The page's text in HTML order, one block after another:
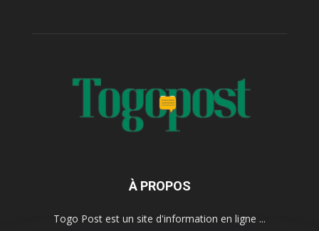
À PROPOS
Togo Post est un site d'information en ligne ...